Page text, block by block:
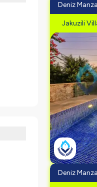
Deniz
Jakuzili
Deniz